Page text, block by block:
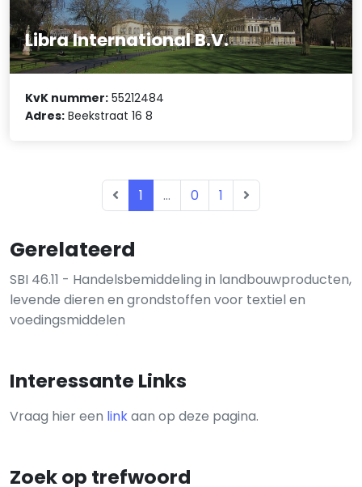
Gerelateerd
SBI 46.11 - Handelsbemiddeling in landbouwproducten,
levende dieren en grondstoffen voor textiel en
voedingsmiddelen
Interessante Links
Vraag hier een linkaan op deze pagina.
Zoek op trefwoord
Libra International B.V.
KvK nummer: 55212484
Adres: Beekstraat 16 8
1 ... 0 1